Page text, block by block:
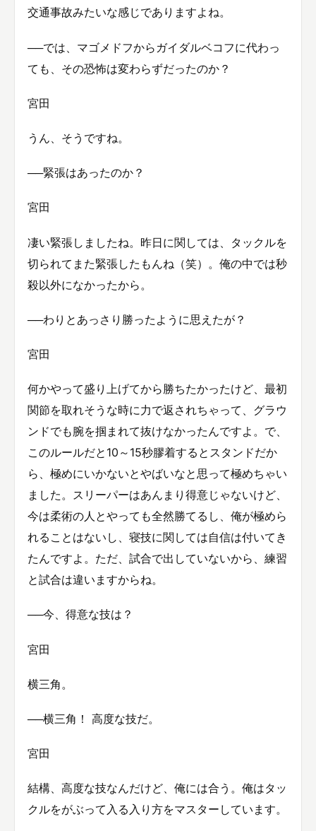
交通事故みたいな感じでありますよね。
──では、マゴメドフからガイダルベコフに代わっ
ても、その恐怖は変わらずだったのか？
宮田
うん、そうですね。
──緊張はあったのか？
宮田
凄い緊張しましたね。昨日に関しては、タックルを
切られてまた緊張したもんね（笑）。俺の中では秒
殺以外になかったから。
──わりとあっさり勝ったように思えたが？
宮田
何かやって盛り上げてから勝ちたかったけど、最初
関節を取れそうな時に力で返されちゃって、グラウ
ンドでも腕を掴まれて抜けなかったんですよ。で、
このルールだと10～15秒膠着するとスタンドだか
ら、極めにいかないとやばいなと思って極めちゃい
ました。スリーパーはあんまり得意じゃないけど、
今は柔術の人とやっても全然勝てるし、俺が極めら
れることはないし、寝技に関しては自信は付いてき
たんですよ。ただ、試合で出していないから、練習
と試合は違いますからね。
──今、得意な技は？
宮田
横三角。
──横三角！ 高度な技だ。
宮田
結構、高度な技なんだけど、俺には合う。俺はタッ
クルをがぶって入る入り方をマスターしています。